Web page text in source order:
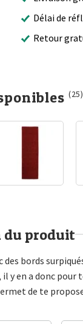
Délai de
Retour
(25)
du produit
bords
y en a donc
de te